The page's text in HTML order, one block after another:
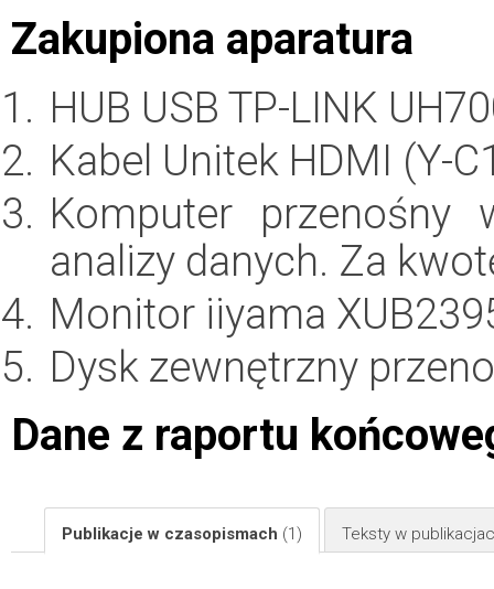
Zakupiona aparatura
HUB USB TP-LINK
Kabel Unitek HDMI (Y-
Komputer przenośny
analizy danych. Za
Monitor iiyama
Dysk zewnętrzny
Dane z raportu
Publikacje w czasopismach (1) Teksty w